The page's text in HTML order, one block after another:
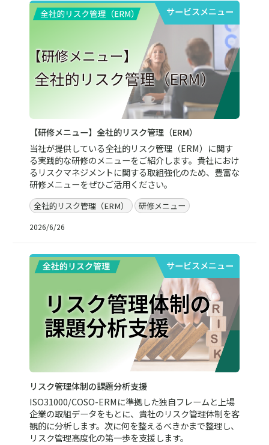
サービスメニュー
【研修メニュー】全社的リスク管理（ERM）
当社が提供している全社的リスク管理（ERM）に関す
る実践的な研修のメニューをご紹介します。貴社におけ
るリスクマネジメントに関する取組強化のため、豊富な
研修メニューをぜひご活用ください。
全社的リスク管理（ERM） 研修メニュー
2026/6/26
サービスメニュー
リスク管理体制の課題分析支援
ISO31000/COSO-ERMに準拠した独自フレームと上場
企業の取組データをもとに、貴社のリスク管理体制を客
観的に分析します。次に何を整えるべきかまで整理し、
リスク管理高度化の第一歩を支援します。